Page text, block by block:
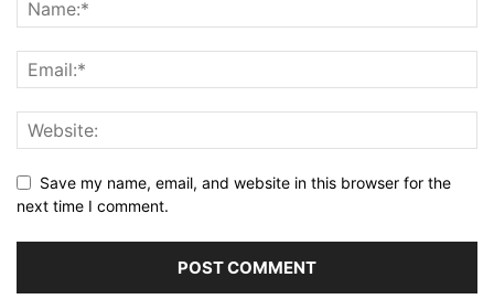
Save my name, email, and website in this browser for the
next time I comment.